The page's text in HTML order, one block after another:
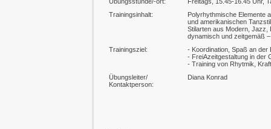
Trainingsinhalt:
Polyrhythmische Elemente
und amerikanischen
Stilarten aus Modern, Jazz,
dynamisch und zeitgemäß
Trainingsziel:
- Koordination, Spaß an der
- FreiAzeitgestaltung in der
- Training von Rhytmik,
Übungsleiter/
Kontaktperson:
Diana Konrad